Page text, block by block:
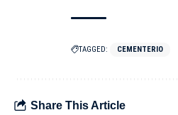
TAGGED: CEMENTERIO
Share This Article